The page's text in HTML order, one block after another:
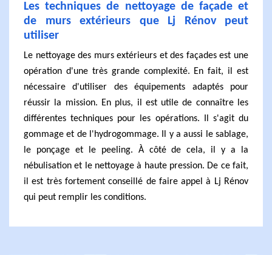
Les techniques de nettoyage de façade et
de murs extérieurs que Lj Rénov peut
utiliser
Le nettoyage des murs extérieurs et des façades est une
opération d'une très grande complexité. En fait, il est
nécessaire d'utiliser des équipements adaptés pour
réussir la mission. En plus, il est utile de connaître les
différentes techniques pour les opérations. Il s'agit du
gommage et de l'hydrogommage. Il y a aussi le sablage,
le ponçage et le peeling. À côté de cela, il y a la
nébulisation et le nettoyage à haute pression. De ce fait,
il est très fortement conseillé de faire appel à Lj Rénov
qui peut remplir les conditions.